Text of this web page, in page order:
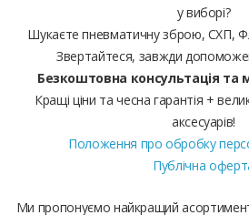
у виборі?
Шукаєте пневматичну зброю, СХП,
Звертайтеся, завжди
Безкоштовна консультація та
Кращі ціни та чесна гарантія +
аксесуарів!
Положення про обробку
Публічна
Ми пропонуємо найкращий